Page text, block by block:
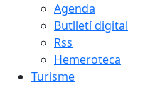
Agenda
Butlletí digital
Rss
Hemeroteca
Turisme